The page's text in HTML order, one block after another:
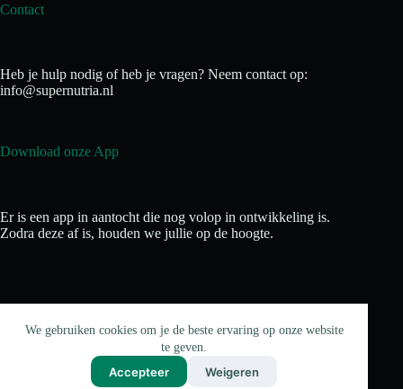
We gebruiken cookies om je de beste ervaring op onze website
te geven.
Accepteer Weigeren
Contact
Heb je hulp nodig of heb je vragen? Neem contact op:
info@supernutria.nl
Download onze App
Er is een app in aantocht die nog volop in ontwikkeling is.
Zodra deze af is, houden we jullie op de hoogte.